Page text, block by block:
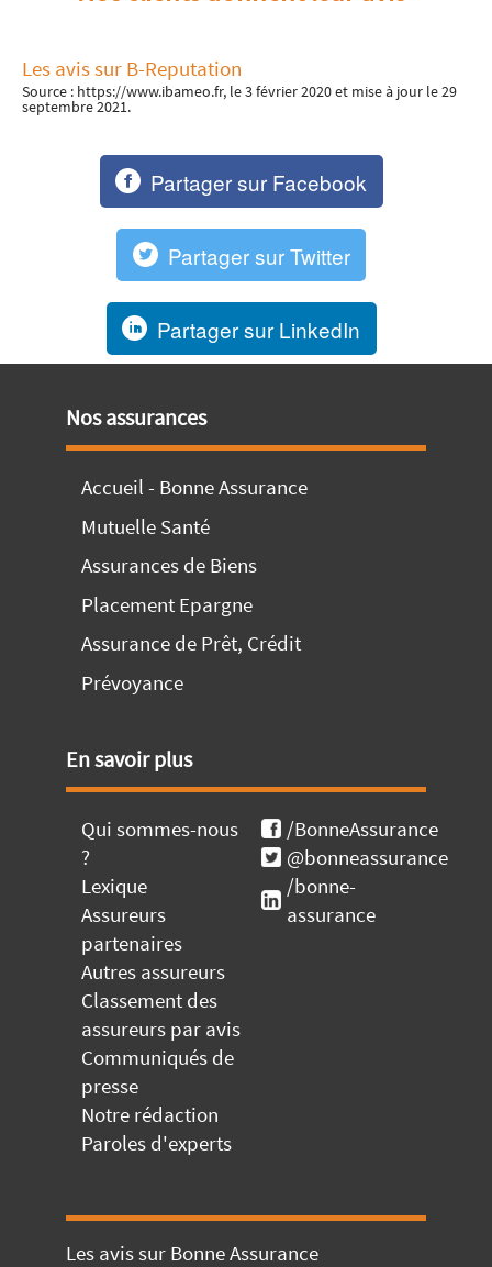
Les avis sur B-Reputation
Source : https://www.ibameo.fr, le 3 février 2020 et mise à jour le 29
septembre 2021.
Partager sur Facebook
Partager sur Twitter
Partager sur LinkedIn
Nos assurances
Accueil - Bonne Assurance
Mutuelle Santé
Assurances de Biens
Placement Epargne
Assurance de Prêt, Crédit
Prévoyance
En savoir plus
Qui sommes-nous
?
Lexique
Assureurs
partenaires
Autres assureurs
Classement des
assureurs par avis
Communiqués de
presse
Notre rédaction
Paroles d'experts
/BonneAssurance
@bonneassurance
/bonne-
assurance
Les avis sur Bonne Assurance